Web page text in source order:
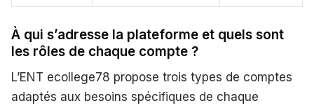
À qui s’adresse la plateforme et quels sont
les rôles de chaque compte ?
L’ENT ecollege78 propose trois types de comptes
adaptés aux besoins spécifiques de chaque